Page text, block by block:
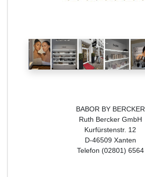
BABOR BY BERCKER
Ruth Bercker GmbH
Kurfürstenstr. 12
D-46509 Xanten
Telefon (02801) 6564